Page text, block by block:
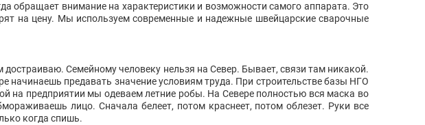
обращает внимание на характеристики и возможности самого аппарата. Это
на цену. Мы используем современные и надежные швейцарские сварочные
Семейному человеку нельзя на Север. Бывает, связи там никакой.
начинаешь предавать значение условиям труда. При строительстве базы НГО
на предприятии мы одеваем летние робы. На Севере полностью вся маска во
лицо. Сначала белеет, потом краснеет, потом облезет. Руки все
когда спишь.